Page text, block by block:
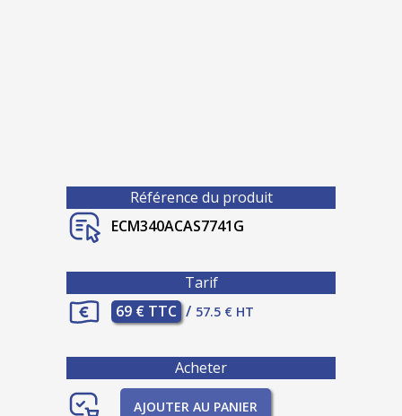
Référence du produit
ECM340ACAS7741G
Tarif
69 € TTC / 57.5 € HT
Acheter
AJOUTER AU PANIER